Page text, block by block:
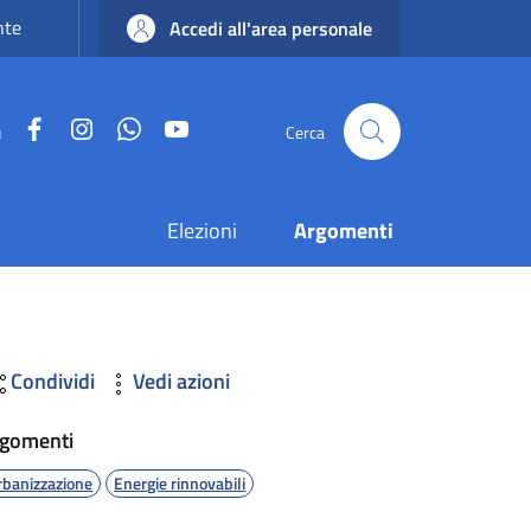
Accedi all'area personale
FacebookInstagramWhatsApp Cerca
Elezioni Argomenti
Condividi
Vedi azioni
Energie rinnovabili